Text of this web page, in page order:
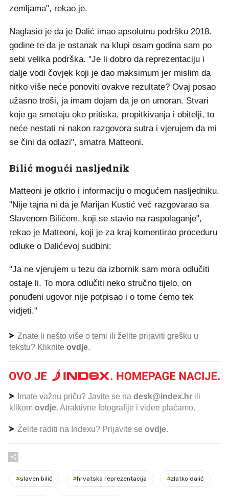
zemljama", rekao je.
Naglasio je da je Dalić imao apsolutnu podršku 2018.
godine te da je ostanak na klupi osam godina sam po
sebi velika podrška. "Je li dobro da reprezentaciju i
dalje vodi čovjek koji je dao maksimum jer mislim da
nitko više neće ponoviti ovakve rezultate? Ovaj posao
užasno troši, ja imam dojam da je on umoran. Stvari
koje ga smetaju oko pritiska, propitkivanja i obitelji, to
neće nestati ni nakon razgovora sutra i vjerujem da mi
se čini da odlazi", smatra Matteoni.
Bilić mogući nasljednik
Matteoni je otkrio i informaciju o mogućem nasljedniku.
"Nije tajna ni da je Marijan Kustić već razgovarao sa
Slavenom Bilićem, koji se stavio na raspolaganje",
rekao je Matteoni, koji je za kraj komentirao proceduru
odluke o Dalićevoj sudbini:
"Ja ne vjerujem u tezu da izbornik sam mora odlučiti
ostaje li. To mora odlučiti neko stručno tijelo, on
ponuđeni ugovor nije potpisao i o tome ćemo tek
vidjeti."
Znate li nešto više o temi ili želite prijaviti grešku u
tekstu? Kliknite ovdje.
Imate važnu priču? Javite se na desk@index.hr ili
klikom ovdje. Atraktivne fotografije i videe plaćamo.
Želite raditi na Indexu? Prijavite se ovdje.
#slaven bilić #hrvatska reprezentacija #zlatko dalić